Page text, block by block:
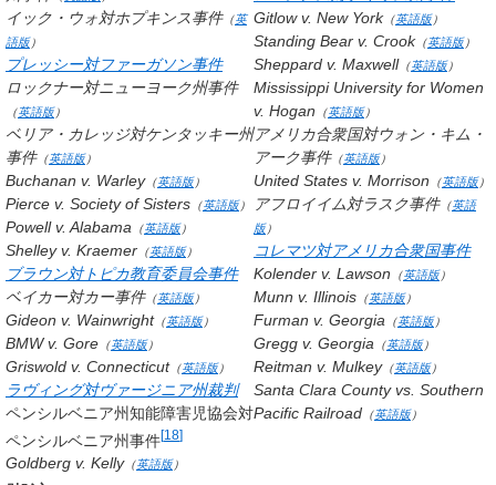
イック・ウォ対ホプキンス事件（英
語版）
プレッシー対ファーガソン事件
ロックナー対ニューヨーク州事件
（英語版）
ベリア・カレッジ対ケンタッキー州
事件（英語版）
Buchanan v. Warley（英語版）
Pierce v. Society of Sisters （英語版）
Powell v. Alabama （英語版）
Shelley v. Kraemer （英語版）
ブラウン対トピカ教育委員会事件
ベイカー対カー事件（英語版）
Gideon v. Wainwright（英語版）
BMW v. Gore （英語版）
Griswold v. Connecticut（英語版）
ラヴィング対ヴァージニア州裁判
ペンシルベニア州知能障害児協会対
ペンシルベニア州事件[18]
Goldberg v. Kelly（英語版）
Gitlow v. New York（英語版）
Standing Bear v. Crook（英語版）
Sheppard v. Maxwell（英語版）
Mississippi University for Women
v. Hogan （英語版）
アメリカ合衆国対ウォン・キム・
アーク事件（英語版）
United States v. Morrison （英語版）
アフロイイム対ラスク事件（英語
版）
コレマツ対アメリカ合衆国事件
Kolender v. Lawson （英語版）
Munn v. Illinois （英語版）
Furman v. Georgia （英語版）
Gregg v. Georgia （英語版）
Reitman v. Mulkey（英語版）
Santa Clara County vs. Southern
Pacific Railroad （英語版）